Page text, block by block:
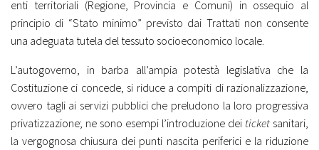
enti territoriali (Regione, Provincia e Comuni) in ossequio al
principio di “Stato minimo” previsto dai Trattati non consente
una adeguata tutela del tessuto socioeconomico locale.
L’autogoverno, in barba all’ampia potestà legislativa che la
Costituzione ci concede, si riduce a compiti di razionalizzazione,
ovvero tagli ai servizi pubblici che preludono la loro progressiva
privatizzazione; ne sono esempi l’introduzione dei ticket sanitari,
la vergognosa chiusura dei punti nascita periferici e la riduzione